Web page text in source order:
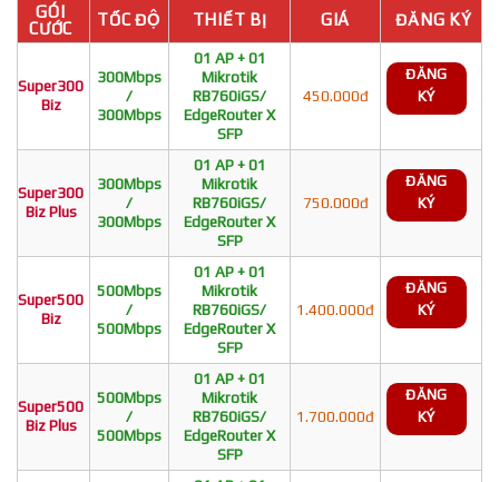
GÓI
CƯỚC
TỐC ĐỘ THIẾT BỊ GIÁ ĐĂNG KÝ
Super300
Biz
300Mbps
/
300Mbps
01 AP + 01
Mikrotik
RB760iGS/
EdgeRouter X
SFP
450.000đ
ĐĂNG
KÝ
Super300
Biz Plus
300Mbps
/
300Mbps
01 AP + 01
Mikrotik
RB760iGS/
EdgeRouter X
SFP
750.000đ
ĐĂNG
KÝ
Super500
Biz
500Mbps
/
500Mbps
01 AP + 01
Mikrotik
RB760iGS/
EdgeRouter X
SFP
1.400.000đ
ĐĂNG
KÝ
Super500
Biz Plus
500Mbps
/
500Mbps
01 AP + 01
Mikrotik
RB760iGS/
EdgeRouter X
SFP
1.700.000đ
ĐĂNG
KÝ